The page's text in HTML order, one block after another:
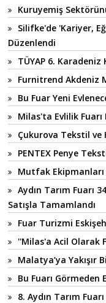
Kuruyemiş
Silifke'de 'Kariyer,
Düzenlendi
TÜYAP 6. Karadeniz
Furnitrend Akdeniz
Bu Fuar Yeni
Milas'ta Evlilik Fuarı
Çukurova Tekstil ve
PENTEX Penye
Mutfak Ekipmanları
Aydın Tarım Fuarı
Satışla Tamamlandı
Fuar Turizmi
''Milas'a Acil Olarak
Malatya’ya Yakışır
Bu Fuarı Görmeden
8. Aydın Tarım Fuarı